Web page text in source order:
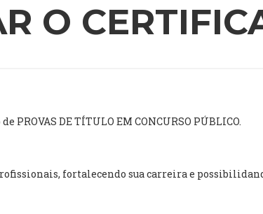
O
DE TÍTULO EM CONCURSO PÚBLICO.
fortalecendo sua carreira e